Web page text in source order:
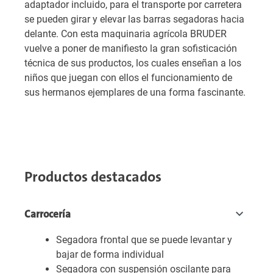
adaptador incluido, para el transporte por carretera
se pueden girar y elevar las barras segadoras hacia
delante. Con esta maquinaria agrícola BRUDER
vuelve a poner de manifiesto la gran sofisticación
técnica de sus productos, los cuales enseñan a los
niños que juegan con ellos el funcionamiento de
sus hermanos ejemplares de una forma fascinante.
Productos destacados
Carrocería
Segadora frontal que se puede levantar y
bajar de forma individual
Segadora con suspensión oscilante para